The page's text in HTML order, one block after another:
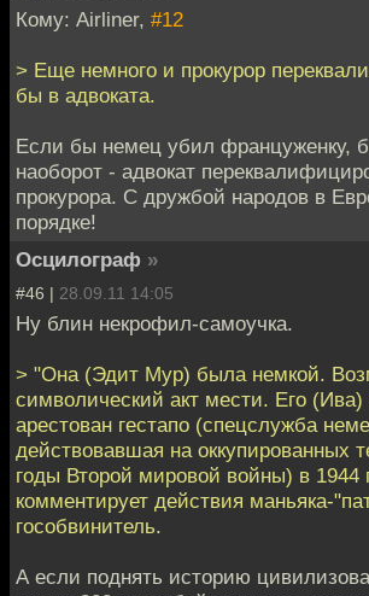
Кому: Airliner, #12
> Еще немного и прокурор
бы в адвоката.
Если бы немец убил француженку,
наоборот - адвокат
прокурора. С дружбой народов в
порядке!
Осцилограф »
#46 | 28.09.11 14:05
Ну блин некрофил-самоучка.
> "Она (Эдит Мур) была немкой.
символический акт мести. Его
арестован гестапо (спецслужба
действовавшая на оккупированных
годы Второй мировой войны) в 1944
комментирует действия маньяка-
гособвинитель.
А если поднять историю